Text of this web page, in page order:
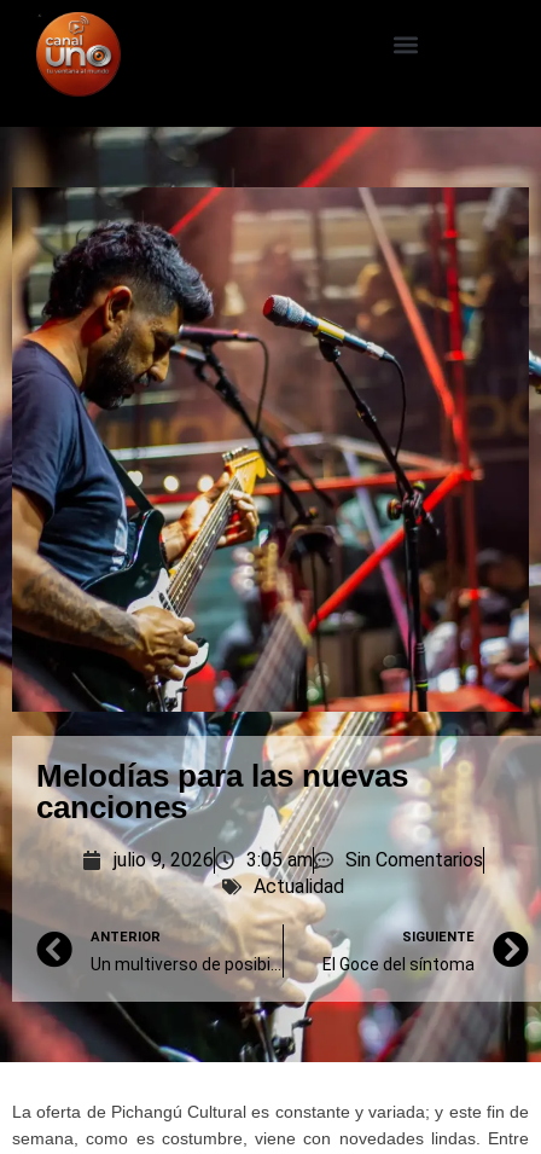
Melodías para las nuevas
canciones
julio 9, 2026 3:05 am
Sin Comentarios
Actualidad
ANTERIOR
Un multiverso de posibilidades
SIGUIENTE
El Goce del síntoma
La oferta de Pichangú Cultural es constante y variada; y este fin de
semana, como es costumbre, viene con novedades lindas. Entre